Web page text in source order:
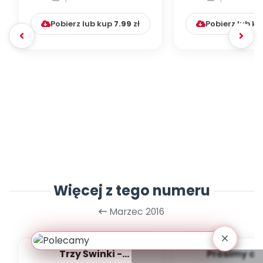
Pobierz lub kup 7.99 zł Pobierz lub
Więcej z tego numeru
Marzec 2016
Trzy Świnki -
Prosimy